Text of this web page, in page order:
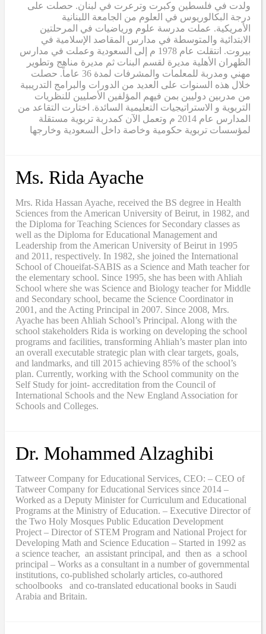
ولدت في فلسطين وكبرت وترعرت في لبنان. حصلت على
درجة البكالوريوس في العلوم من الجامعة اللبنانية
الأمريكية. عملت مدرسة علوم ورياضيات في المرحلتين
الابتدائية والمتوسطة في مدارس المقاصد الإسلامية في
بيروت. انتقلت عام 1978 م إلى السعودية وعملت في مدارس
الظهران الأهلية مديرة لقسم البنات ثم مديرة مناهج وتطوير
مهني ومدربة للمعلمات والمشرفات لمدة 36 عاماً. حصلت
خلال هذه السنوات على العديد من الدورات والبرامج التدريبية
من مدربين دوليين بمن فيهم المؤلفين الأصليين للنظريات
التربوية و الاستراتيجيات التعليمية السائدة. اختارت التقاعد من
المدارس عام 2014 م وتعمل الآن كمدربة تربوية مستقلة
لمؤسسات تربوية حكومية وخاصة داخل السعودية وخارجها
Ms. Rida Ayache
Mrs. Rida Hassan Ayache, received the BS degree in Health
Sciences from the American University of Beirut, in 1982, and
the Diploma for Teaching Sciences for Secondary classes as
well as the Diploma for Educational Management and
Leadership from the American University of Beirut in 1995
and 2011, respectively. In 1982, she joined the International
School of Choueifat-SABIS as a Science and Math teacher for
the elementary school. Since 1995, she has been with Ahliah
School where she was Science and Biology teacher for Middle
and Secondary school, became the Science Coordinator in
2001, and the Acting Principal in 2007. Since 2008, Mrs.
Ayache has been Ahliah School’s Principal. Along with the
school stakeholders Rida is working on developing the school
programs and facilities, transforming Ahliah’s master plan into
an overall executable strategic plan with clear targets, goals,
and landmarks, and till 2015 achieving 85% of the school’s
plan. Currently, working with the School community on the
Self Study for joint- accreditation from the Council of
International Schools and the New England Association for
Schools and Colleges.
Dr. Mohammed Alzaghibi
Tatweer Company for Educational Services, CEO: – CEO of
Tatweer Company for Educational Services since 2014 –
Worked as a Deputy Minister for Curriculum and Educational
Programs at the Ministry of Education. – Executive Director of
the Two Holy Mosques Public Education Development
Project – Director of STEM Program and National Project for
Developing Math and Science Education – Started in 1992 as
a science teacher, an assistant principal, and then as a school
principal – Works as a consultant in a number of governmental
institutions, co-published scholarly articles, co-authored
schoolbooks and co-translated educational books in Saudi
Arabia and Britain.